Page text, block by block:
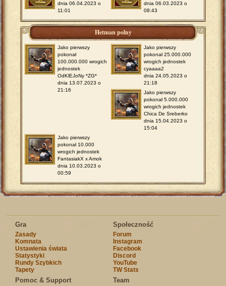
dnia 06.04.2023 o
11:01
dnia 06.03.2023 o
08:43
Hetman polny
Jako pierwszy
pokonał
100.000.000 wrogich
jednostek
OdKlEJoNy *ZG*
dnia 13.07.2023 o
21:16
Jako pierwszy
pokonał 25.000.000
wrogich jednostek
cyaaaa2
dnia 24.05.2023 o
21:18
Jako pierwszy
pokonał 5.000.000
wrogich jednostek
Chica De Sreberko
dnia 15.04.2023 o
15:04
Jako pierwszy
pokonał 10.000
wrogich jednostek
FantasiakX x Amok
dnia 10.03.2023 o
00:59
Gra
Zasady
Komnata
Ustawienia świata
Statystyki
Rundy Szybkich
Tapety
Społeczność
Forum
Instagram
Facebook
Discord
YouTube
TW Stats
Pomoc & Support Team